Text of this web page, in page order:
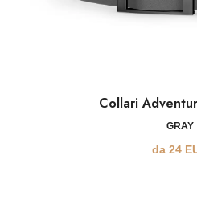
Collari
GRAY
da 24